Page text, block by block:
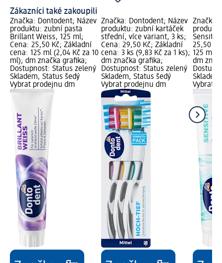
Zákazníci také zakoupili
Značka: Dontodent; Název
produktu: zubní pasta
Brillant Weiss, 125 ml;
Cena: 25,50 Kč; Základní
cena: 125 ml (2,04 Kč za 10
ml); dm značka grafika;
Dostupnost: Status zelený
Skladem, Status šedý
Vybrat prodejnu dm
Značka: Dontodent; Název
produktu: zubní kartáček
střední, více variant, 3 ks;
Cena: 29,50 Kč; Základní
cena: 3 ks (9,83 Kč za 1 ks);
dm značka grafika;
Dostupnost: Status zelený
Skladem, Status šedý
Vybrat prodejnu dm
Značka:
25,50
125 ml
dm
Vybrat